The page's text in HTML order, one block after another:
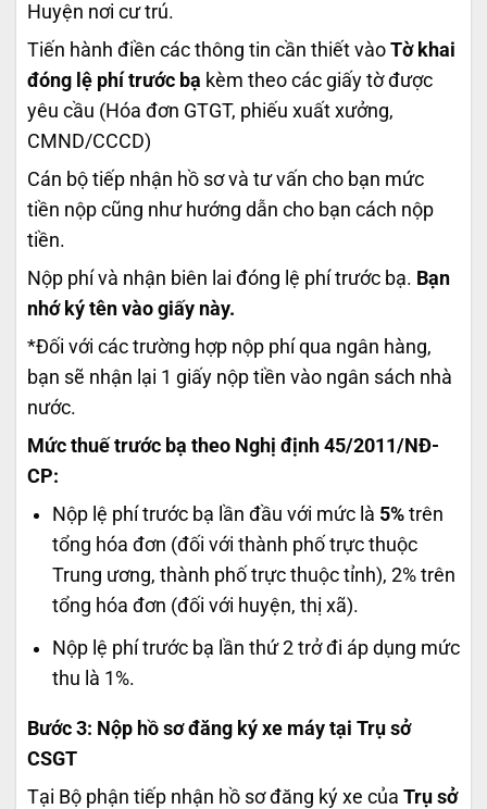
Huyện nơi cư trú.
Tiến hành điền các thông tin cần thiết vào Tờ khai
đóng lệ phí trước bạ kèm theo các giấy tờ được
yêu cầu (Hóa đơn GTGT, phiếu xuất xưởng,
CMND/CCCD)
Cán bộ tiếp nhận hồ sơ và tư vấn cho bạn mức
tiền nộp cũng như hướng dẫn cho bạn cách nộp
tiền.
Nộp phí và nhận biên lai đóng lệ phí trước bạ. Bạn
nhớ ký tên vào giấy này.
*Đối với các trường hợp nộp phí qua ngân hàng,
bạn sẽ nhận lại 1 giấy nộp tiền vào ngân sách nhà
nước.
Mức thuế trước bạ theo Nghị định 45/2011/NĐ-
CP:
Nộp lệ phí trước bạ lần đầu với mức là 5%trên
tổng hóa đơn (đối với thành phố trực thuộc
Trung ương, thành phố trực thuộc tỉnh), 2% trên
tổng hóa đơn (đối với huyện, thị xã).
Nộp lệ phí trước bạ lần thứ 2 trở đi áp dụng mức
thu là 1%.
Bước 3: Nộp hồ sơ đăng ký xe máy tại Trụ sở
CSGT
Tại Bộ phận tiếp nhận hồ sơ đăng ký xe của Trụ sở